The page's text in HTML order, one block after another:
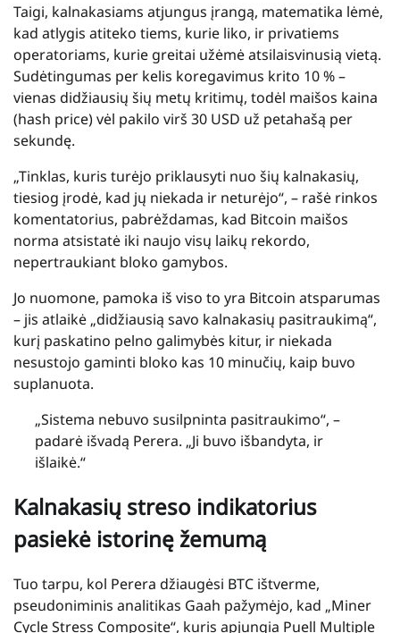
Taigi, kalnakasiams atjungus įrangą, matematika lėmė,
kad atlygis atiteko tiems, kurie liko, ir privatiems
operatoriams, kurie greitai užėmė atsilaisvinusią vietą.
Sudėtingumas per kelis koregavimus krito 10 % –
vienas didžiausių šių metų kritimų, todėl maišos kaina
(hash price) vėl pakilo virš 30 USD už petahašą per
sekundę.
„Tinklas, kuris turėjo priklausyti nuo šių kalnakasių,
tiesiog įrodė, kad jų niekada ir neturėjo“, – rašė rinkos
komentatorius, pabrėždamas, kad Bitcoin maišos
norma atsistatė iki naujo visų laikų rekordo,
nepertraukiant bloko gamybos.
Jo nuomone, pamoka iš viso to yra Bitcoin atsparumas
– jis atlaikė „didžiausią savo kalnakasių pasitraukimą“,
kurį paskatino pelno galimybės kitur, ir niekada
nesustojo gaminti bloko kas 10 minučių, kaip buvo
suplanuota.
„Sistema nebuvo susilpninta pasitraukimo“, –
padarė išvadą Perera. „Ji buvo išbandyta, ir
išlaikė.“
Kalnakasių streso indikatorius
pasiekė istorinę žemumą
Tuo tarpu, kol Perera džiaugėsi BTC ištverme,
pseudoniminis analitikas Gaah pažymėjo, kad „Miner
Cycle Stress Composite“, kuris apjungia Puell Multiple